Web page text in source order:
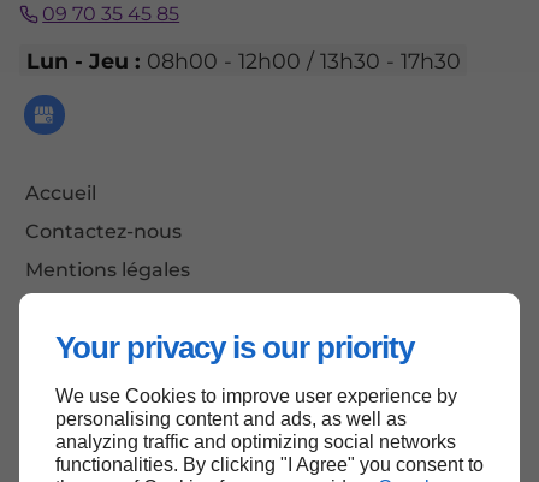
Your privacy is our priority
We use Cookies to improve user experience by
personalising content and ads, as well as
analyzing traffic and optimizing social networks
functionalities. By clicking "I Agree" you consent to
09 70 35 45 85
Lun - Jeu : 08h00 - 12h00 / 13h30 - 17h30
Accueil
Contactez-nous
Mentions légales
Haut de page